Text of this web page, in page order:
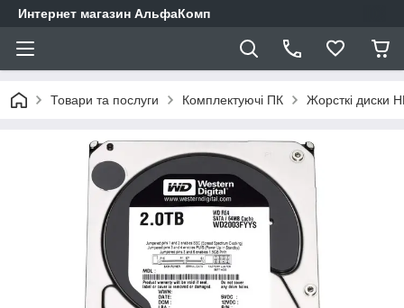
Интернет магазин АльфаКомп
Товари та послуги Комплектуючі ПК Жорсткі диски